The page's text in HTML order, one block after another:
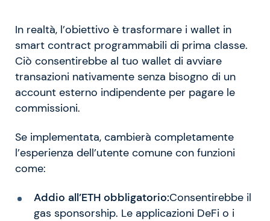
In realtà, l’obiettivo è trasformare i wallet in
smart contract programmabili di prima classe.
Ciò consentirebbe al tuo wallet di avviare
transazioni nativamente senza bisogno di un
account esterno indipendente per pagare le
commissioni.
Se implementata, cambierà completamente
l’esperienza dell’utente comune con funzioni
come:
Addio all’ETH obbligatorio:Consentirebbe il
gas sponsorship. Le applicazioni DeFi o i